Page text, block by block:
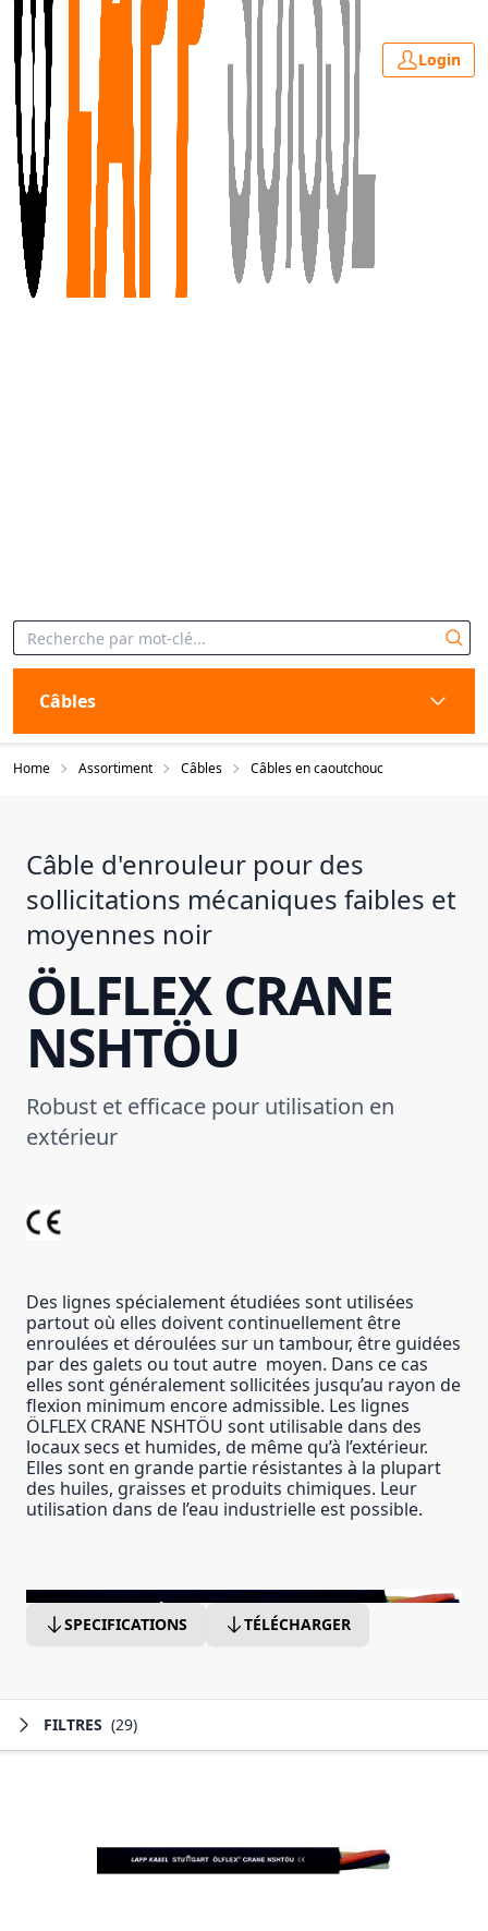
Login
Câbles
Home Assortiment Câbles Câbles en caoutchouc
Câble d'enrouleur pour des
sollicitations mécaniques faibles et
moyennes noir
ÖLFLEX CRANE
NSHTÖU
Robust et efficace pour utilisation en
extérieur
Des lignes spécialement étudiées sont utilisées
partout où elles doivent continuellement être
enroulées et déroulées sur un tambour, être guidées
par des galets ou tout autre moyen. Dans ce cas
elles sont généralement sollicitées jusqu’au rayon de
flexion minimum encore admissible. Les lignes
ÖLFLEX CRANE NSHTÖU sont utilisable dans des
locaux secs et humides, de même qu’à l’extérieur.
Elles sont en grande partie résistantes à la plupart
des huiles, graisses et produits chimiques. Leur
utilisation dans de l’eau industrielle est possible.
SPECIFICATIONS TÉLÉCHARGER
FILTRES (29)